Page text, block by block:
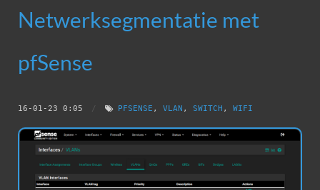
Netwerksegmentatie met
pfSense
16-01-23 0:05 / PFSENSE , VLAN , SWITCH , WIFI